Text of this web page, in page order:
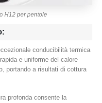
H12 per pentole
conducibilità termica
e uniforme del calore
portando a risultati di cottura
profonda consente la